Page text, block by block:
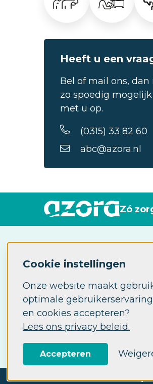
Cookie instellingen
Onze website maakt
optimale
en cookies accepteren?
Lees ons privacy beleid.
Accepteren
Heeft u een
Bel of mail ons,
zo spoedig
met u op.
(0315) 33 82 60
abc@azora.nl
Zó
7061AP Terborg
7060AA Terborg
(0315) 33 82 60
abc@azora.nl
© 2026 Azora ABCPrivacy